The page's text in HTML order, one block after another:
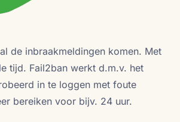
de inbraakmeldingen komen. Met
tijd. Fail2ban werkt d.m.v. het
in te loggen met foute
bereiken voor bijv. 24 uur.